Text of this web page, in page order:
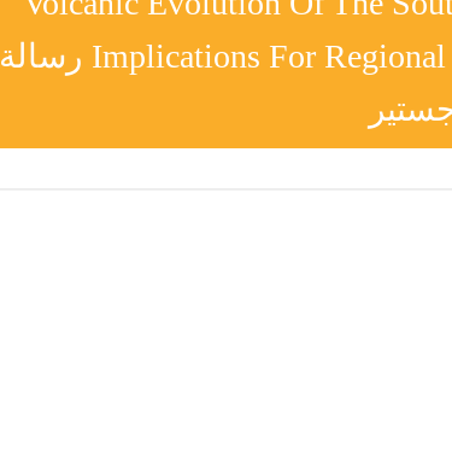
Implications For Regional Correlation Of Volcanic Units رسالة